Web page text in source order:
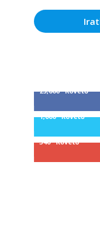
25,000 Követő
1,000 Követő
340 Követő